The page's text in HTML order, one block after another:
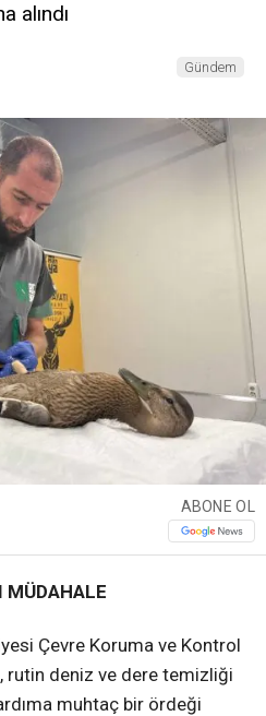
alındı
Gündem
ABONE OL
MÜDAHALE
Çevre Koruma ve Kontrol
rutin deniz ve dere temizliği
muhtaç bir ördeği